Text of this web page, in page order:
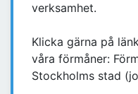
verksamhet.
Klicka gärna på
våra förmåner:
Stockholms stad